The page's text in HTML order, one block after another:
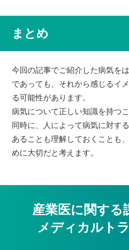
まとめ
今回の記事でご紹介した病気を
であっても、それから感じるイ
る可能性があります。
病気について正しい知識を持つ
同時に、人によって病気に対す
あることも理解しておくことも
めに大切だと考えます。
産業医に関する
メディカルト